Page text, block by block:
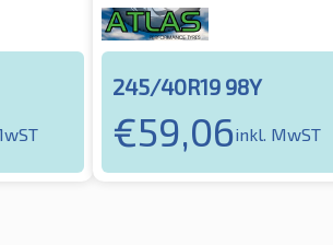
245/40R19 98Y
€59,06inkl. MwST